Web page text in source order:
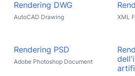
Rendering DWG
AutoCAD Drawing XML
Rendering PSD
Adobe Photoshop Document